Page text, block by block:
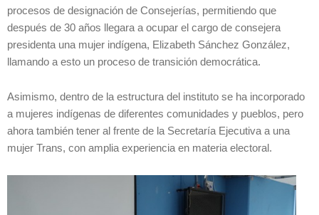
procesos de designación de Consejerías, permitiendo que
después de 30 años llegara a ocupar el cargo de consejera
presidenta una mujer indígena, Elizabeth Sánchez González,
llamando a esto un proceso de transición democrática.
Asimismo, dentro de la estructura del instituto se ha incorporado
a mujeres indígenas de diferentes comunidades y pueblos, pero
ahora también tener al frente de la Secretaría Ejecutiva a una
mujer Trans, con amplia experiencia en materia electoral.